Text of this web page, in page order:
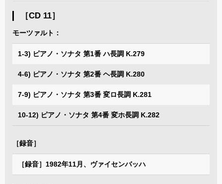
［CD 11］
モーツァルト：
1-3) ピアノ・ソナタ 第1番 ハ長調 K.279
4-6) ピアノ・ソナタ 第2番 ヘ長調 K.280
7-9) ピアノ・ソナタ 第3番 変ロ長調 K.281
10-12) ピアノ・ソナタ 第4番 変ホ長調 K.282
［録音］
［録音］1982年11月、ヴァイセンバッハ